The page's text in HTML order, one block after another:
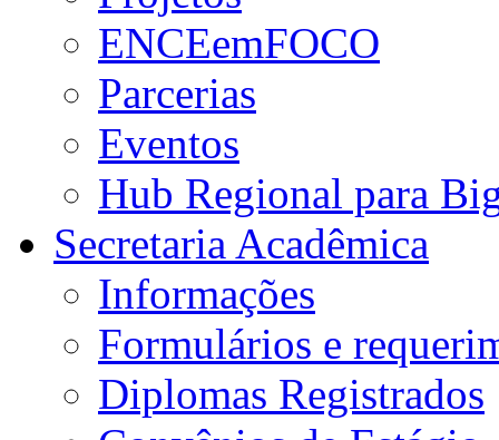
ENCEemFOCO
Parcerias
Eventos
Hub Regional para
Secretaria Acadêmica
Informações
Formulários e
Diplomas Registrados